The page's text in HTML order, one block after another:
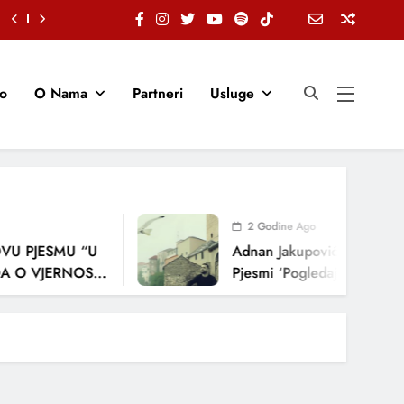
O Nama Partneri Usluge
PJESMU “U
VJERNOSTI,
2 Godine Ago
Adnan Jakupović Donosi
Pjesmi ‘Pogledaj Me’